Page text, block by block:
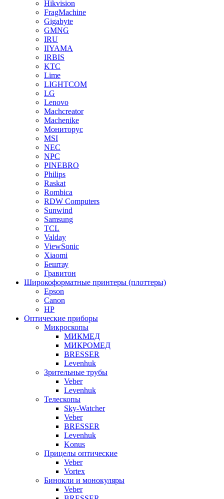
Hikvision
FragMachine
Gigabyte
GMNG
IRU
IIYAMA
IRBIS
KTC
Lime
LIGHTCOM
LG
Lenovo
Machcreator
Machenike
Мониторус
MSI
NEC
NPC
PINEBRO
Philips
Raskat
Rombica
RDW Computers
Sunwind
Samsung
TCL
Valday
ViewSonic
Xiaomi
Бештау
Гравитон
Широкоформатные принтеры (плоттеры)
Epson
Canon
HP
Оптические приборы
Микроскопы
МИКМЕД
МИКРОМЕД
BRESSER
Levenhuk
Зрительные трубы
Veber
Levenhuk
Телескопы
Sky-Watcher
Veber
BRESSER
Levenhuk
Konus
Прицелы оптические
Veber
Vortex
Бинокли и монокуляры
Veber